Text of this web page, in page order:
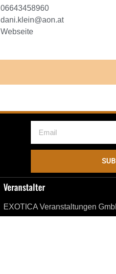
06643458960
dani.klein@aon.at
Webseite
Veranstalter
EXOTICA Veranstaltungen